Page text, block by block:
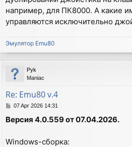
например, для ПК8000. А какие
управляются исключительно
Эмулятор Emu80
Pyk
Maniac
Re: Emu80 v.4
P
s
07 Apr 2026 14:31
Версия 4.0.559 от 07.04.2026.
Windows-сборка: